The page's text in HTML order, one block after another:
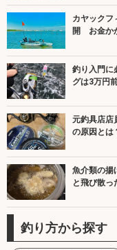
カヤックフ
開 お金か
釣り入門
グは3万円
元釣具店店
の原因とは
魚介類の揚
と飛び散っ
釣り方から探す